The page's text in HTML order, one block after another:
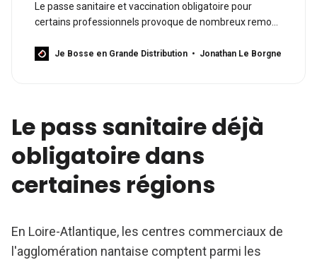
Le passe sanitaire et vaccination obligatoire pour
certains professionnels provoque de nombreux remous
Je Bosse en Grande Distribution Jonathan Le Borgne
Le pass sanitaire déjà
obligatoire dans
certaines régions
En Loire-Atlantique, les centres commerciaux de
l'agglomération nantaise comptent parmi les